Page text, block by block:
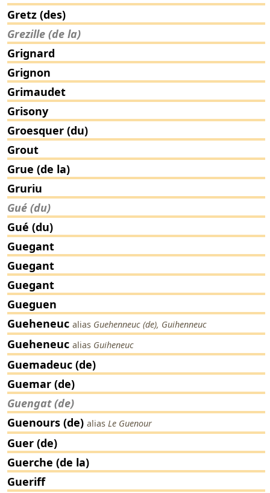
Gretz (des)
Grezille (de la)
Grignard
Grignon
Grimaudet
Grisony
Groesquer (du)
Grout
Grue (de la)
Gruriu
Gué (du)
Gué (du)
Guegant
Guegant
Guegant
Gueguen
Gueheneuc alias Guehenneuc (de), Guihenneuc
Gueheneuc alias Guiheneuc
Guemadeuc (de)
Guemar (de)
Guengat (de)
Guenours (de) alias Le Guenour
Guer (de)
Guerche (de la)
Gueriff